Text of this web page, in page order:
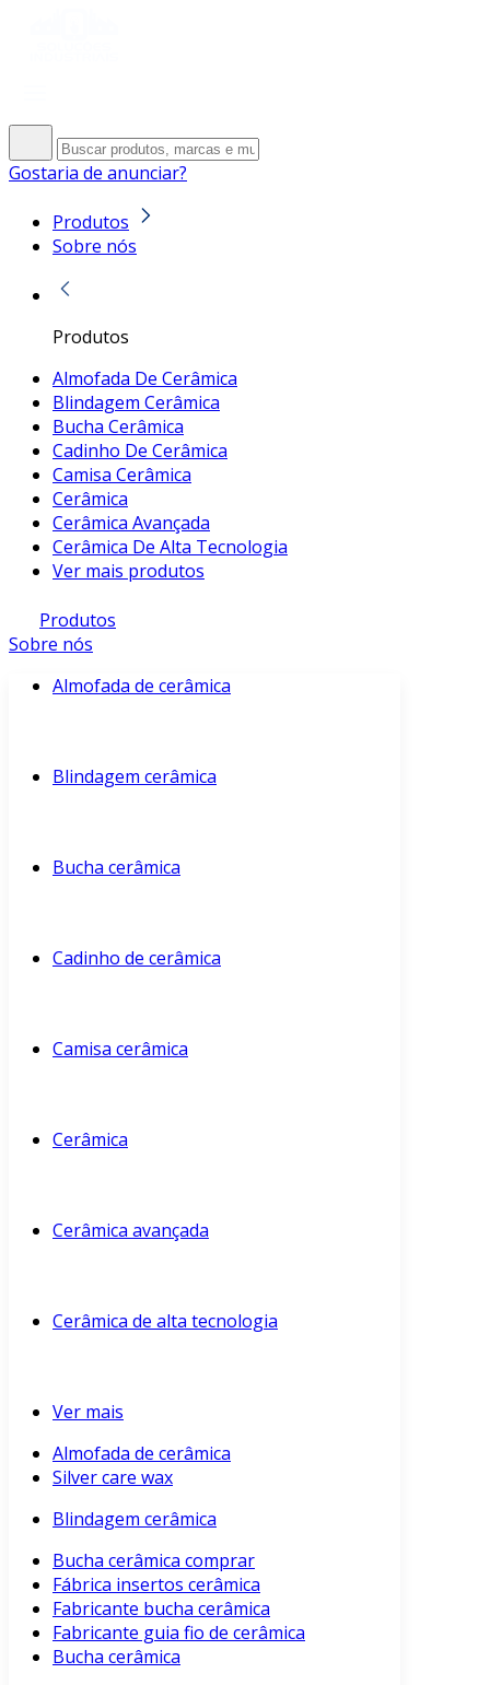
Gostaria de anunciar?
Produtos
Sobre nós
Produtos
Almofada De Cerâmica
Blindagem Cerâmica
Bucha Cerâmica
Cadinho De Cerâmica
Camisa Cerâmica
Cerâmica
Cerâmica Avançada
Cerâmica De Alta Tecnologia
Ver mais produtos
Produtos
Sobre nós
Almofada de cerâmica
Blindagem cerâmica
Bucha cerâmica
Cadinho de cerâmica
Camisa cerâmica
Cerâmica
Cerâmica avançada
Cerâmica de alta tecnologia
Ver mais
Almofada de cerâmica
Silver care wax
Blindagem cerâmica
Bucha cerâmica comprar
Fábrica insertos cerâmica
Fabricante bucha cerâmica
Fabricante guia fio de cerâmica
Bucha cerâmica